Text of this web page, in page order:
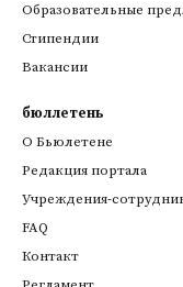
Образовательные
Стипендии
Вакансии
бюллетень
О Бьюлетене
Редакция портала
Учреждения-
FAQ
Контакт